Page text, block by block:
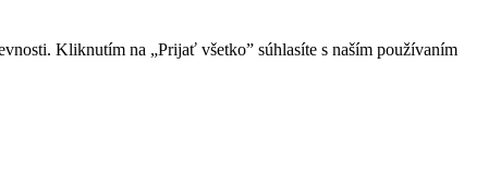
Kliknutím na „Prijať všetko” súhlasíte s naším používaním